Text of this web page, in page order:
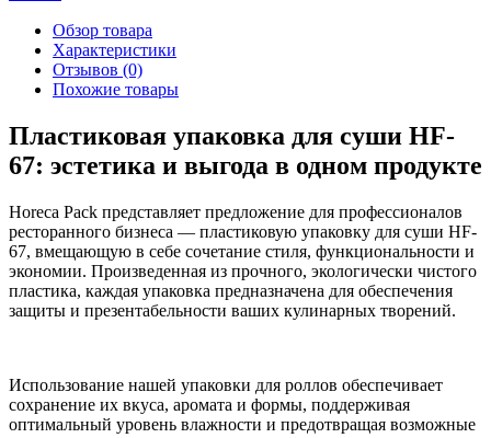
Обзор товара
Характеристики
Отзывов (0)
Похожие товары
Пластиковая упаковка для суши HF-
67: эстетика и выгода в одном продукте
Horeca Pack представляет предложение для профессионалов
ресторанного бизнеса — пластиковую упаковку для суши HF-
67, вмещающую в себе сочетание стиля, функциональности и
экономии. Произведенная из прочного, экологически чистого
пластика, каждая упаковка предназначена для обеспечения
защиты и презентабельности ваших кулинарных творений.
Использование нашей упаковки для роллов обеспечивает
сохранение их вкуса, аромата и формы, поддерживая
оптимальный уровень влажности и предотвращая возможные